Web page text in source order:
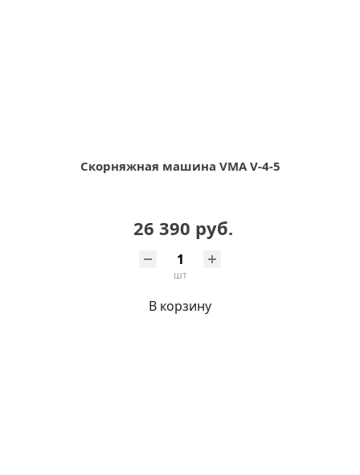
Скорняжная машина VMA V-4-5
26 390 руб.
шт
В корзину